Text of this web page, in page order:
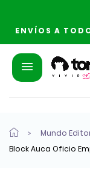
ENVÍOS A
Mundo
Block Auca Oficio